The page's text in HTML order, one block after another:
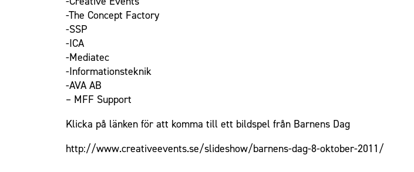
Om Malmö FF
-The Concept Factory
-SSP
-ICA
-Mediatec
-Informationsteknik
-AVA AB
– MFF Support
Klicka på länken för att komma till ett bildspel från Barnens Dag
http://www.creativeevents.se/slideshow/barnens-dag-8-oktober-2011/